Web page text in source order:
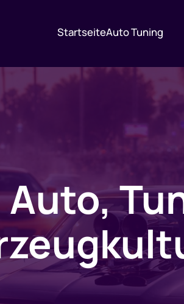
StartseiteAuto Tuning
Auto,